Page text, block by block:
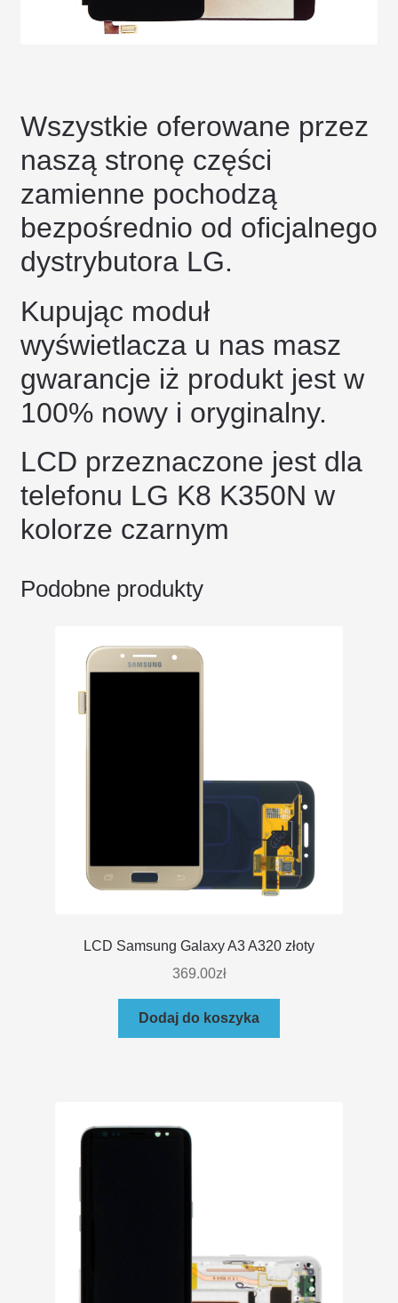
Wszystkie oferowane przez
naszą stronę części
zamienne pochodzą
bezpośrednio od oficjalnego
dystrybutora LG.
Kupując moduł
wyświetlacza u nas masz
gwarancje iż produkt jest w
100% nowy i oryginalny.
LCD przeznaczone jest dla
telefonu LG K8 K350N w
kolorze czarnym
Podobne produkty
LCD Samsung Galaxy A3 A320 złoty
369.00zł
Dodaj do koszyka